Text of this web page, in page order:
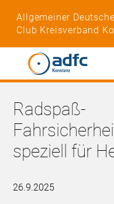
Allgemeiner
Club Kreisverband
Radspaß-
speziell für
26.9.2025